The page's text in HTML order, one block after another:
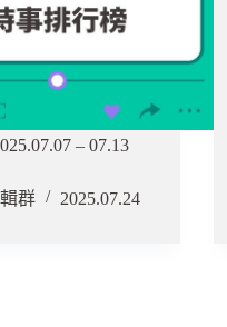
– 07.13
群
2025.07.24